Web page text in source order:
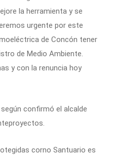
la herramienta y se
urgente por este
de Concón tener
de Medio Ambiente.
y con la renuncia hoy
confirmó el alcalde
corno Santuario es